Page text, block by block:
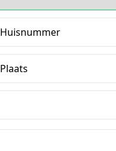
Huisnummer
Plaats